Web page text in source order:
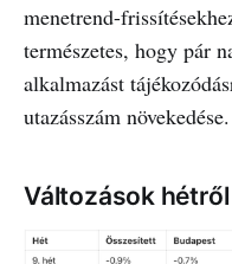
menetrend-
természetes, hogy pár
alkalmazást
utazásszám növekedése.
Változások